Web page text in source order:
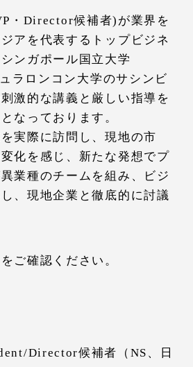
・Director候補者)が業界を
アを代表するトップビジネ
ンガポール国立大学
ラロンコン大学のサシンビ
激的な講義と厳しい指導を
なっております。
実際に訪問し、現地の市
化を感じ、新たな発想でプ
業種のチームを組み、ビジ
、現地企業と徹底的に討議
ご確認ください。
Director候補者（NS、日